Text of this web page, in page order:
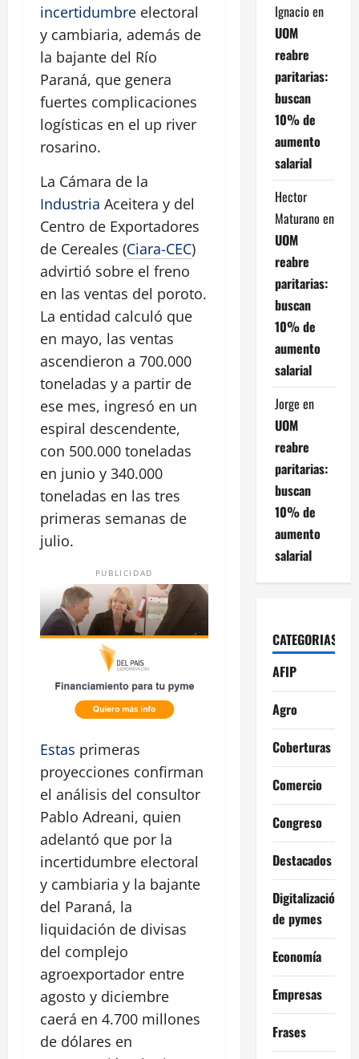
incertidumbre electoral
y cambiaria, además de
la bajante del Río
Paraná, que genera
fuertes complicaciones
logísticas en el up river
rosarino.
La Cámara de la
Industria Aceitera y del
Centro de Exportadores
de Cereales (Ciara-CEC)
advirtió sobre el freno
en las ventas del poroto.
La entidad calculó que
en mayo, las ventas
ascendieron a 700.000
toneladas y a partir de
ese mes, ingresó en un
espiral descendente,
con 500.000 toneladas
en junio y 340.000
toneladas en las tres
primeras semanas de
julio.
PUBLICIDAD
Estas primeras
proyecciones confirman
el análisis del consultor
Pablo Adreani, quien
adelantó que por la
incertidumbre electoral
y cambiaria y la bajante
del Paraná, la
liquidación de divisas
del complejo
agroexportador entre
agosto y diciembre
caerá en 4.700 millones
de dólares en
Ignacio en
UOM
reabre
paritarias:
buscan
10% de
aumento
salarial
Hector
Maturano en
UOM
reabre
paritarias:
buscan
10% de
aumento
salarial
Jorge en
UOM
reabre
paritarias:
buscan
10% de
aumento
salarial
CATEGORIAS
AFIP
Agro
Coberturas
Comercio
Congreso
Destacados
Digitalización
de pymes
Economía
Empresas
Frases